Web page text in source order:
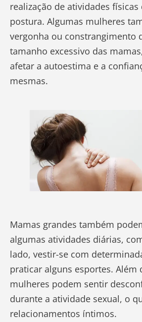
realização de atividades
postura. Algumas mulheres
vergonha ou constrangimento
tamanho excessivo das
afetar a autoestima e a
mesmas.
Mamas grandes também
algumas atividades diárias,
lado, vestir-se com
praticar alguns esportes. Além
mulheres podem sentir
durante a atividade sexual, o
relacionamentos íntimos.